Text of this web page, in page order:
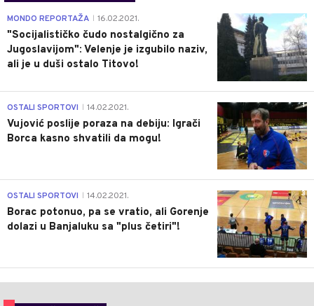
4
MONDO REPORTAŽA 16.02.2021.
"Socijalističko čudo nostalgično za
Jugoslavijom": Velenje je izgubilo naziv,
ali je u duši ostalo Titovo!
1
OSTALI SPORTOVI 14.02.2021.
Vujović poslije poraza na debiju: Igrači
Borca kasno shvatili da mogu!
3
OSTALI SPORTOVI 14.02.2021.
Borac potonuo, pa se vratio, ali Gorenje
dolazi u Banjaluku sa "plus četiri"!